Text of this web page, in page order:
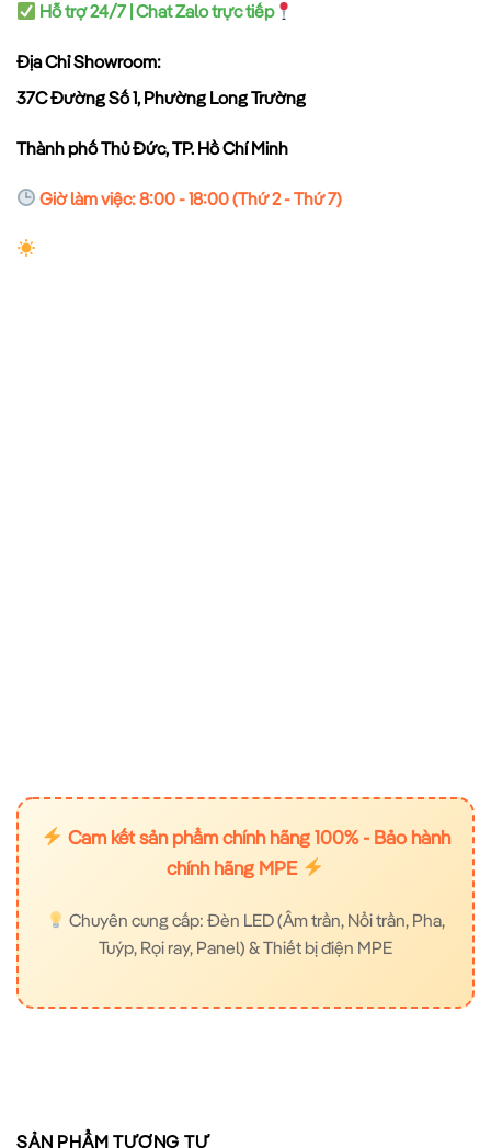
Hỗ trợ 24/7 | Chat Zalo trực tiếp
Địa Chỉ Showroom:
37C Đường Số 1, Phường Long Trường
Thành phố Thủ Đức, TP. Hồ Chí Minh
Giờ làm việc: 8:00 - 18:00 (Thứ 2 - Thứ 7)
Cam kết sản phẩm chính hãng 100% - Bảo hành
chính hãng MPE
Chuyên cung cấp: Đèn LED (Âm trần, Nổi trần, Pha,
Tuýp, Rọi ray, Panel) & Thiết bị điện MPE
SẢN PHẨM TƯƠNG TỰ